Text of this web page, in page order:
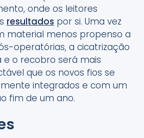
onde os leitores
resultados por si. Uma vez
material menos propenso a
operatórias, a cicatrização
e o recobro será mais
que os novos fios se
integrados e com um
fim de um ano.